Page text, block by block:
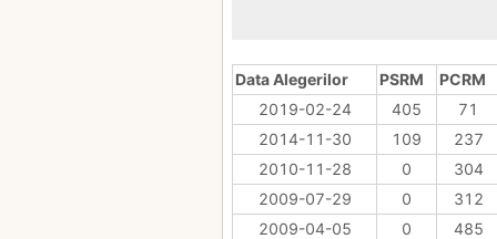
Data Alegerilor PSRM
PCRM
2019-02-24
405
71
2014-11-30
109
237
2010-11-28
0
304
2009-07-29
0
312
2009-04-05
0 485